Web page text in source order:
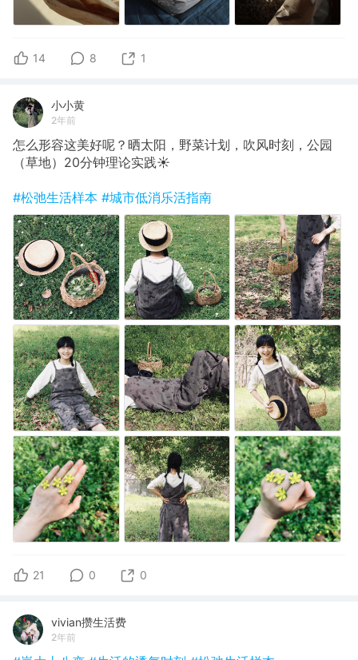
14 8 1
小小黄
2年前
怎么形容这美好呢？晒太阳，野菜计划，吹风时刻，公园
（草地）20分钟理论实践☀️
#松弛生活样本 #城市低消乐活指南
21 0 0
vivian攒生活费
2年前